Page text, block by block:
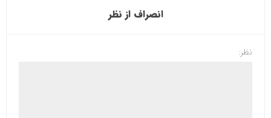
انصراف از نظر
نظر: